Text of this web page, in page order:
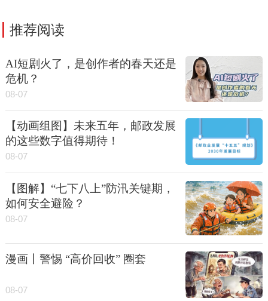
推荐阅读
AI短剧火了，是创作者的春天还是
危机？
08-07
【动画组图】未来五年，邮政发展
的这些数字值得期待！
08-07
【图解】“七下八上”防汛关键期，
如何安全避险？
08-07
漫画丨警惕 “高价回收” 圈套
08-07